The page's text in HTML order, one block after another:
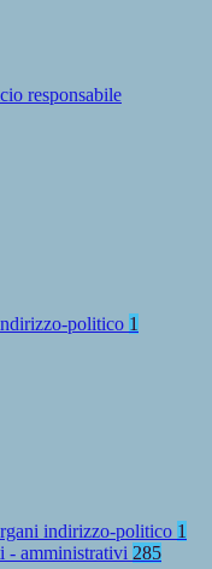
responsabile
politico 1
indirizzo-politico 1
- amministrativi 285